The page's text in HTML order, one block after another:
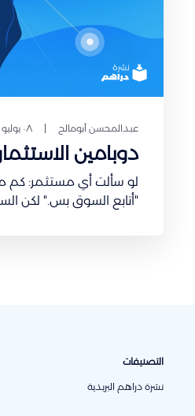
عبدالمحسن أبومالح ٠٨ يوليو ٢٠٢٦
دوبامين الاستثمار
"أتابع
التصنيفات
نشرة دراهم البريدية